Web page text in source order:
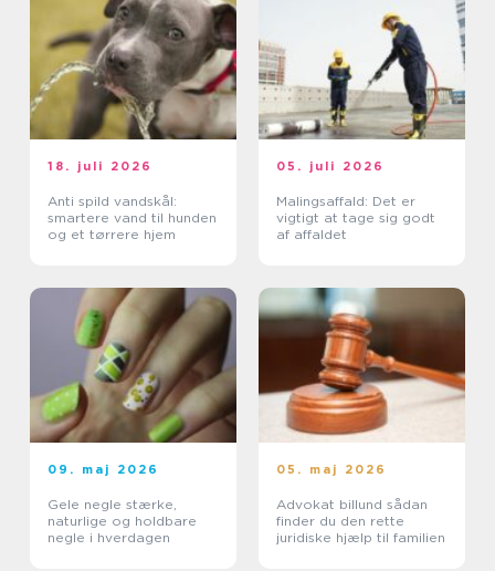
18. juli 2026
Anti spild vandskål:
smartere vand til hunden
og et tørrere hjem
05. juli 2026
Malingsaffald: Det er
vigtigt at tage sig godt
af affaldet
09. maj 2026
Gele negle stærke,
naturlige og holdbare
negle i hverdagen
05. maj 2026
Advokat billund sådan
finder du den rette
juridiske hjælp til familien